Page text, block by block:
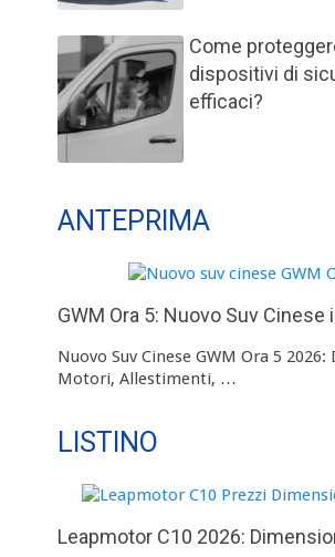
Come
dispositivi di
efficaci?
ANTEPRIMA
GWM Ora 5: Nuovo Suv Cinese
Nuovo Suv Cinese GWM Ora 5
Motori, Allestimenti, …
LISTINO
Leapmotor C10 2026: